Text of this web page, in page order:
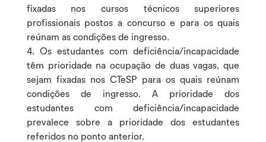
fixadas nos cursos técnicos superiores
profissionais postos a concurso e para os quais
reúnam as condições de ingresso.
4. Os estudantes com deficiência/incapacidade
têm prioridade na ocupação de duas vagas, que
sejam fixadas nos CTeSP para os quais reúnam
condições de ingresso. A prioridade dos
estudantes com deficiência/incapacidade
prevalece sobre a prioridade dos estudantes
referidos no ponto anterior.